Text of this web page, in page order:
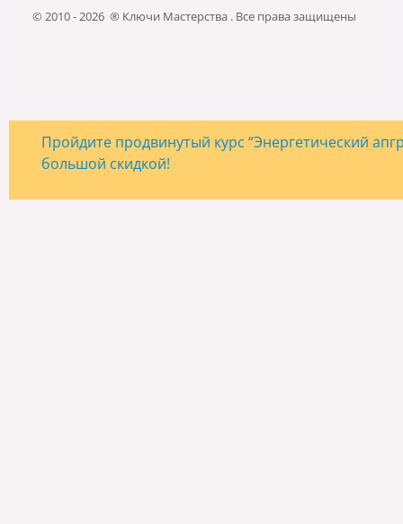
© 2010 - 2026 ® Ключи Мастерства . Все права защищены
Пройдите продвинутый курс “Энергетический
большой скидкой!